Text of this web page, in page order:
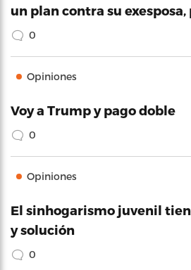
un plan contra su exesposa,
0
Opiniones
Voy a Trump y pago doble
0
Opiniones
El sinhogarismo juvenil
y solución
0